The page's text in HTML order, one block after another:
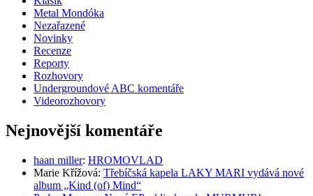
Metal Mondóka
Nezařazené
Novinky
Recenze
Reporty
Rozhovory
Undergroundové ABC komentáře
Videorozhovory
Nejnovější komentáře
haan miller: HROMOVLAD
Marie Křížová: Třebíčská kapela LAKY MARI vydává nové
album „Kind (of) Mind“